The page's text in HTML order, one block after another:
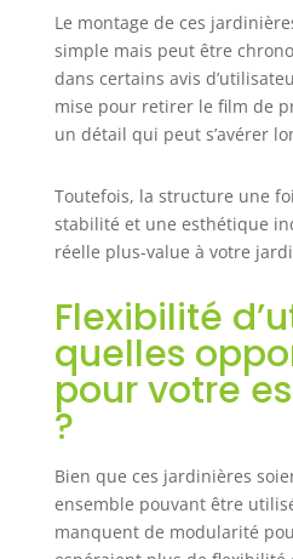
Le montage de ces
simple mais peut être
dans certains avis
mise pour retirer le film de
un détail qui peut s’avérer
Toutefois, la structure une
stabilité et une esthétique
réelle plus-value à votre
Flexibilité
quelles
pour votre
?
Bien que ces jardinières
ensemble pouvant être
manquent de modularité